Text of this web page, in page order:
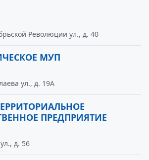
Революции ул., д. 40
МУП
ул., д. 19А
ПРЕДПРИЯТИЕ
д. 56